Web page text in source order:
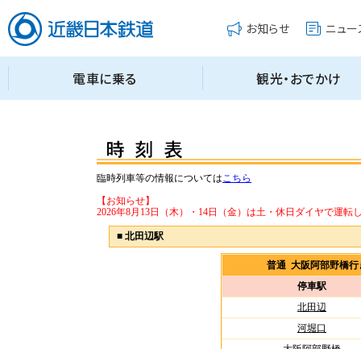
臨時列車等の情報についてはこちら
【お知らせ】
2026年8月13日（木）・14日（金）は土・休日ダイヤで運転
■ 北田辺駅
普通 大阪阿部野橋
停車駅
北田辺
河堀口